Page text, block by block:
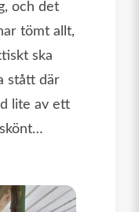
och det
tömt allt,
ska
stått där
lite av ett